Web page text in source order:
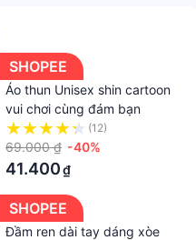
SHOPEE
Áo thun Unisex shin cartoon
vui chơi cùng đám bạn
(12)
69.000 ₫ -40%
41.400₫
SHOPEE
Đầm ren dài tay dáng xòe